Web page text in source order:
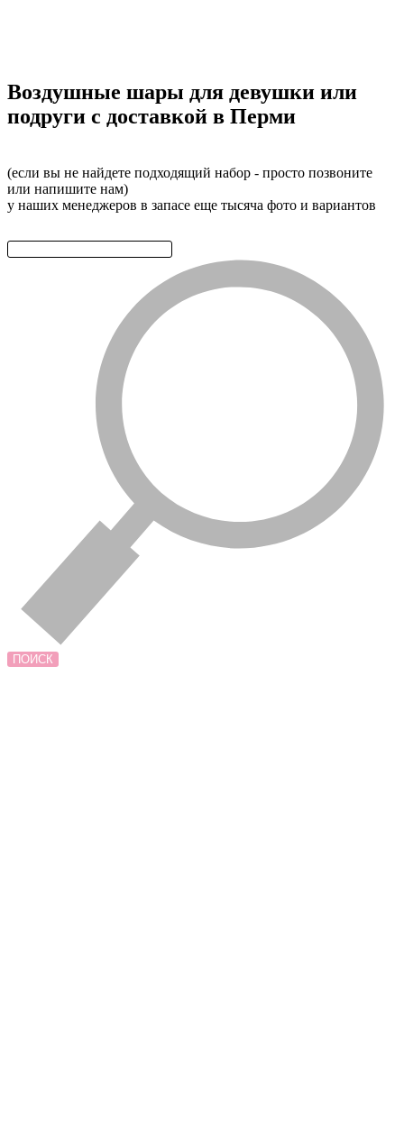
Воздушные шары для девушки или
подруги с доставкой в Перми
(если вы не найдете подходящий набор - просто позвоните
или напишите нам)
у наших менеджеров в запасе еще тысяча фото и вариантов
ПОИСК